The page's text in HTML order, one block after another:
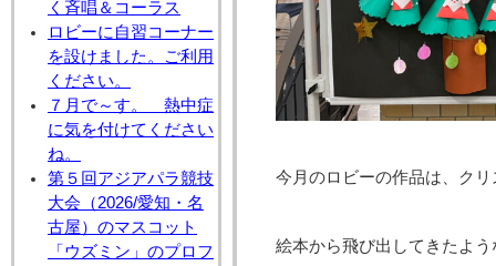
く斉唱＆コーラス
ロビーに自習コーナー
を設けました。ご利用
ください。
７月で～す。 熱中症
に気を付けてください
ね。
第５回アジアパラ競技
大会（2026/愛知・名
古屋）のマスコット
「ウズミン」のプロフ
今月のロビーの作品は、ク
絵本から飛び出してきたよ